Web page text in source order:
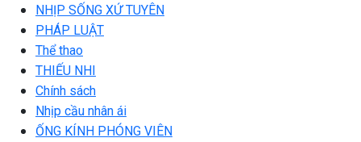
NHỊP SỐNG XỨ TUYÊN
PHÁP LUẬT
Thể thao
THIẾU NHI
Chính sách
Nhịp cầu nhân ái
ỐNG KÍNH PHÓNG VIÊN